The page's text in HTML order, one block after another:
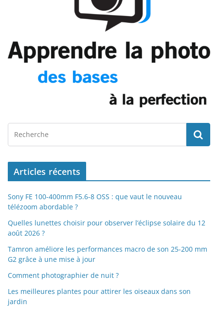
Articles récents
Sony FE 100-400mm F5.6-8 OSS : que vaut le nouveau
télézoom abordable ?
Quelles lunettes choisir pour observer l’éclipse solaire du 12
août 2026 ?
Tamron améliore les performances macro de son 25-200 mm
G2 grâce à une mise à jour
Comment photographier de nuit ?
Les meilleures plantes pour attirer les oiseaux dans son
jardin